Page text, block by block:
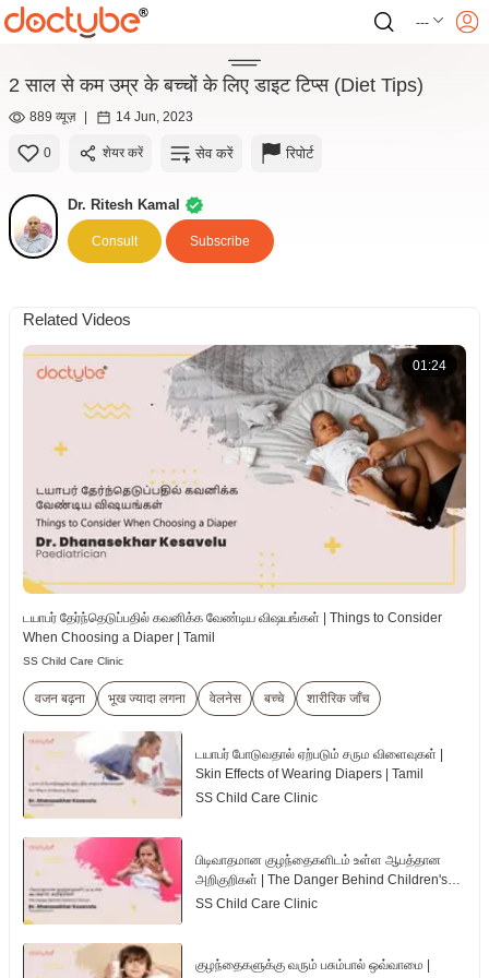
---
2 साल से कम उम्र के बच्चों के लिए डाइट टिप्स (Diet Tips)
889 व्यूज़ | 14 Jun, 2023
0 शेयर करें सेव करें रिपोर्ट
Dr. Ritesh Kamal
Consult Subscribe
Related Videos
01:24
டயாபர் தேர்ந்தெடுப்பதில் கவனிக்க வேண்டிய விஷயங்கள் | Things to Consider
When Choosing a Diaper | Tamil
SS Child Care Clinic
वजन बढ़ना भूख ज्यादा लगना वेलनेस बच्चे शारीरिक जाँच
டயாபர் போடுவதால் ஏற்படும் சரும விளைவுகள் |
Skin Effects of Wearing Diapers | Tamil
SS Child Care Clinic
பிடிவாதமான குழந்தைகளிடம் உள்ள ஆபத்தான
அறிகுறிகள் | The Danger Behind Children's
Tantrum | Tamil
SS Child Care Clinic
குழந்தைகளுக்கு வரும் பசும்பால் ஒவ்வாமை |